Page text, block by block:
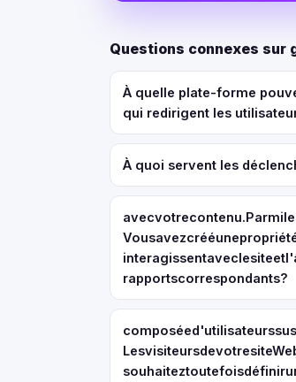
Questions connexes sur
À quelle plate-forme
qui redirigent les
À quoi servent les
rapportscorrespondants?